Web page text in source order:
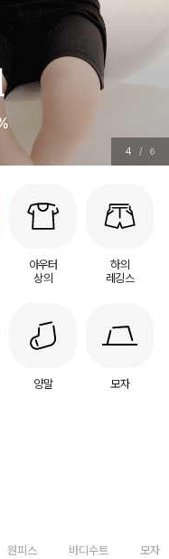
5 / 6
아우터
상의
하의
레깅스
양말 모자
원피스 바디수트 모자